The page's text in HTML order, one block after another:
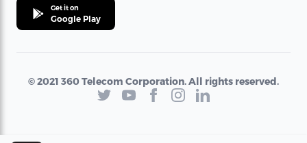
Get it on
Google Play
© 2021 360 Telecom Corporation. All rights reserved.